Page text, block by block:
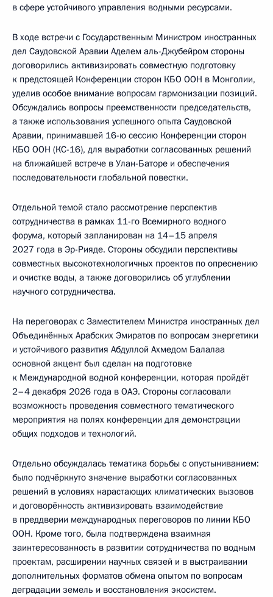
в сфере устойчивого управления водными ресурсами.
В ходе встречи с Государственным Министром иностранных
дел Саудовской Аравии Аделем аль-Джубейром стороны
договорились активизировать совместную подготовку
к предстоящей Конференции сторон КБО ООН в Монголии,
уделив особое внимание вопросам гармонизации позиций.
Обсуждались вопросы преемственности председательств,
а также использования успешного опыта Саудовской
Аравии, принимавшей 16-ю сессию Конференции сторон
КБО ООН (КС-16), для выработки согласованных решений
на ближайшей встрече в Улан-Баторе и обеспечения
последовательности глобальной повестки.
Отдельной темой стало рассмотрение перспектив
сотрудничества в рамках 11-го Всемирного водного
форума, который запланирован на 14–15 апреля
2027 года в Эр-Рияде. Стороны обсудили перспективы
совместных высокотехнологичных проектов по опреснению
и очистке воды, а также договорились об углублении
научного сотрудничества.
На переговорах с Заместителем Министра иностранных дел
Объединённых Арабских Эмиратов по вопросам энергетики
и устойчивого развития Абдуллой Ахмедом Балалаа
основной акцент был сделан на подготовке
к Международной водной конференции, которая пройдёт
2–4 декабря 2026 года в ОАЭ. Стороны согласовали
возможность проведения совместного тематического
мероприятия на полях конференции для демонстрации
общих подходов и технологий.
Отдельно обсуждалась тематика борьбы с опустыниванием:
было подчёркнуто значение выработки согласованных
решений в условиях нарастающих климатических вызовов
и договорённость активизировать взаимодействие
в преддверии международных переговоров по линии КБО
ООН. Кроме того, была подтверждена взаимная
заинтересованность в развитии сотрудничества по водным
проектам, расширении научных связей и в выстраивании
дополнительных форматов обмена опытом по вопросам
деградации земель и восстановления экосистем.